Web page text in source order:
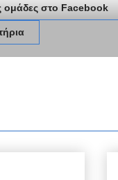
ομάδες στο Facebook